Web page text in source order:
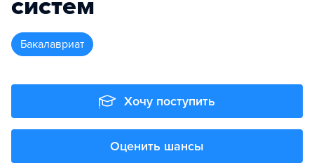
бакалавриат
Хочу поступить
Оценить шансы